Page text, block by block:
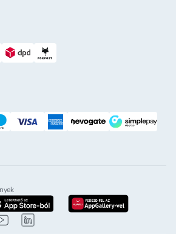
a google-play-rölletöltés az app-store-ból
letöltés